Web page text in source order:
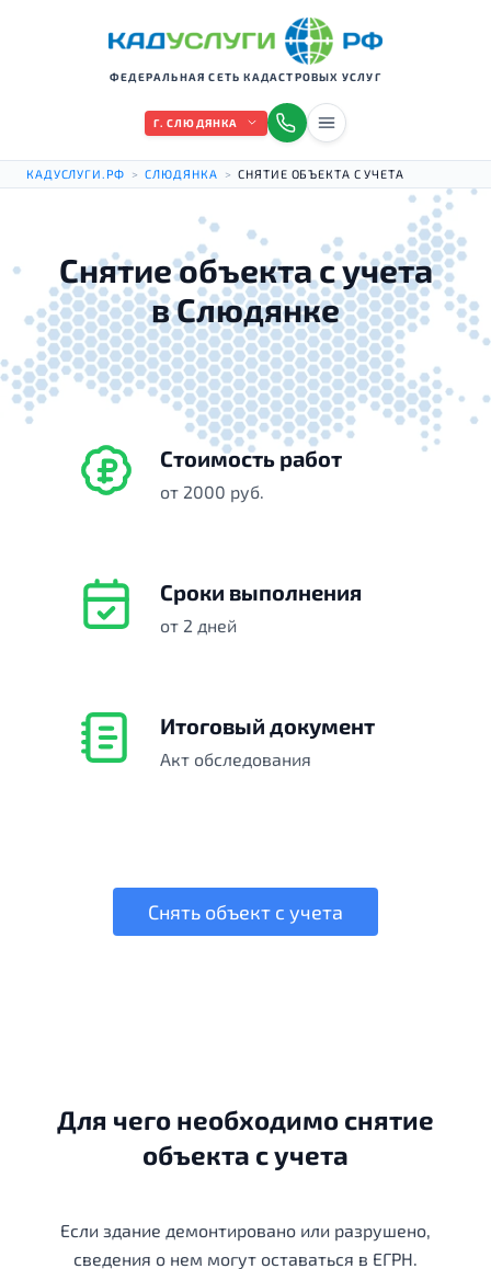
ФЕДЕРАЛЬНАЯ СЕТЬ КАДАСТРОВЫХ УСЛУГ
Г. СЛЮДЯНКА
КАДУСЛУГИ.РФ > СЛЮДЯНКА > СНЯТИЕ ОБЪЕКТА С УЧЕТА
Снятие объекта с учета
в Слюдянке
Стоимость работ
от 2000 руб.
Сроки выполнения
от 2 дней
Итоговый документ
Акт обследования
Снять объект с учета
Для чего необходимо снятие
объекта с учета
Если здание демонтировано или разрушено,
сведения о нем могут оставаться в ЕГРН.